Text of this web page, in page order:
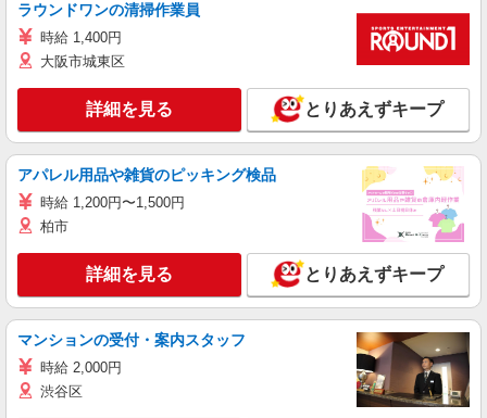
ラウンドワンの清掃作業員
時給 1,400円
大阪市城東区
詳細を見る とりあえずキープ
アパレル用品や雑貨のピッキング検品
時給 1,200円〜1,500円
柏市
詳細を見る とりあえずキープ
マンションの受付・案内スタッフ
時給 2,000円
渋谷区